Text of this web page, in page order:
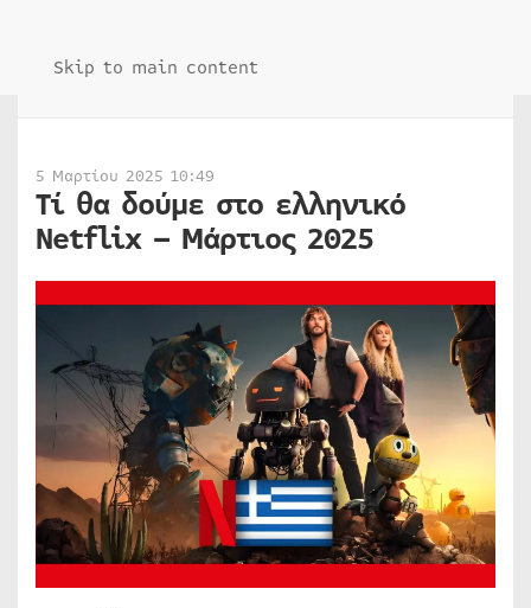
Skip to main content
5 Μαρτίου 2025 10:49
Τί θα δούμε στο ελληνικό
Netflix – Μάρτιος 2025